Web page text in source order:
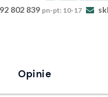
802 839 pn-pt: 10-17
Opinie